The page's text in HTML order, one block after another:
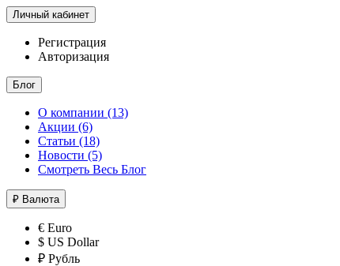
Личный кабинет
Регистрация
Авторизация
Блог
О компании (13)
Акции (6)
Статьи (18)
Новости (5)
Смотреть Весь Блог
₽ Валюта
€ Euro
$ US Dollar
₽ Рубль